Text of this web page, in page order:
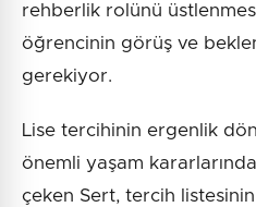
rehberlik rolünü
öğrencinin görüş ve
gerekiyor.
Lise tercihinin ergenlik
önemli yaşam
çeken Sert, tercih